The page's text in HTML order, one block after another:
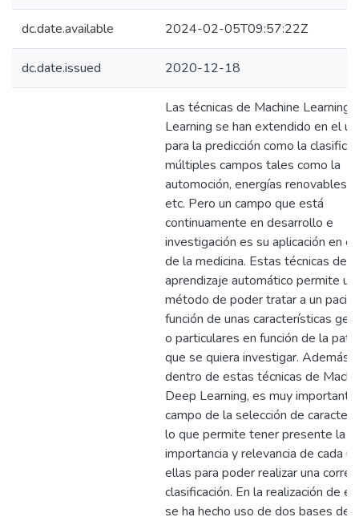
dc.date.available 2024-02-05T09:57:22Z
dc.date.issued 2020-12-18
Las técnicas de Machine Learning
Learning se han extendido en el
para la predicción como la
múltiples campos tales como la
automoción, energías renovables,
etc. Pero un campo que está
continuamente en desarrollo e
investigación es su aplicación en
de la medicina. Estas técnicas de
aprendizaje automático permite
método de poder tratar a un
función de unas características
o particulares en función de la
que se quiera investigar. Además,
dentro de estas técnicas de
Deep Learning, es muy
campo de la selección de
lo que permite tener presente la
importancia y relevancia de cada
ellas para poder realizar una
clasificación. En la realización de
se ha hecho uso de dos bases de